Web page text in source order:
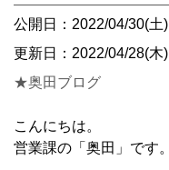
公開日：2022/04/30(土)
更新日：2022/04/28(木)
★奥田ブログ
こんにちは。
営業課の「奥田」です。